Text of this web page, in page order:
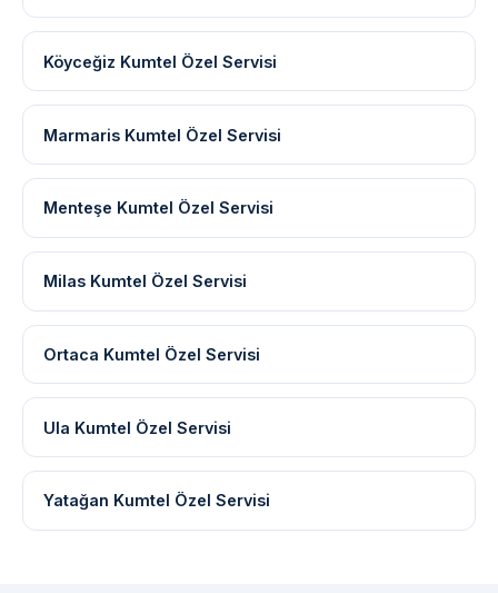
Köyceğiz Kumtel Özel Servisi
Marmaris Kumtel Özel Servisi
Menteşe Kumtel Özel Servisi
Milas Kumtel Özel Servisi
Ortaca Kumtel Özel Servisi
Ula Kumtel Özel Servisi
Yatağan Kumtel Özel Servisi